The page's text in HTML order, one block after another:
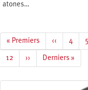
atones…
Première
page
« Premiers
Page
précédente
‹‹ Page
4 5
Page
12
Page
suivante
››
Dernière
page
Derniers »